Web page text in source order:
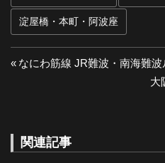
淀屋橋・本町・阿波座
投
ビ
前
なにわ筋線 JR難波・南海難波
次
大
関連記事